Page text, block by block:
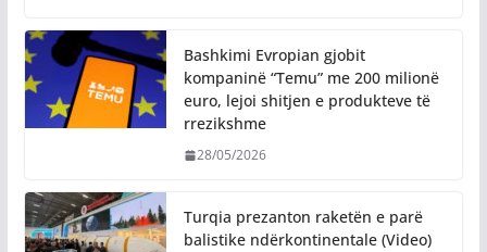
Bashkimi Evropian gjobit
kompaninë “Temu” me 200 milionë
euro, lejoi shitjen e produkteve të
rrezikshme
28/05/2026
Turqia prezanton raketën e parë
balistike ndërkontinentale (Video)